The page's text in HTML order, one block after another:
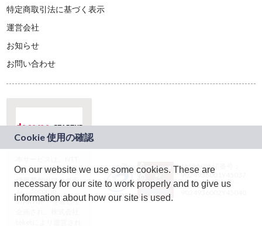
特定商取引法に基づく表示
運営会社
お知らせ
お問い合わせ
ドコモグループの新
規事業創出プログラ
ム「docomo
STARTUP」を通じて
JASRAC許諾番号：
9024936001Y45037
JASRAC許諾番号：
On our website we use some cookies. These are
necessary for our site to work properly and to give us
information about how our site is used.